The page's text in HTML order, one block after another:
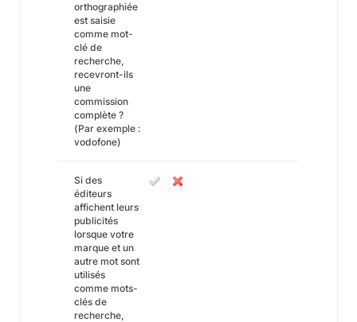
orthographiée
est saisie
comme mot-
clé de
recherche,
recevront-ils
une
commission
complète ?
(Par exemple :
vodofone)
Si des
éditeurs
affichent leurs
publicités
lorsque votre
marque et un
autre mot sont
utilisés
comme mots-
clés de
recherche,